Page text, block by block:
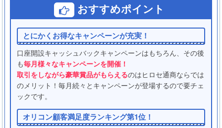
おすすめポイント
とにかくお得なキャンペーンが充実！
口座開設キャッシュバックキャンペーンはもちろん、その後
も毎月様々なキャンペーンを開催！
取引をしながら豪華賞品がもらえるのはヒロセ通商ならでは
のメリット！毎月続々とキャンペーンが登場するので要チェ
ックです。
オリコン顧客満足度ランキング第1位！